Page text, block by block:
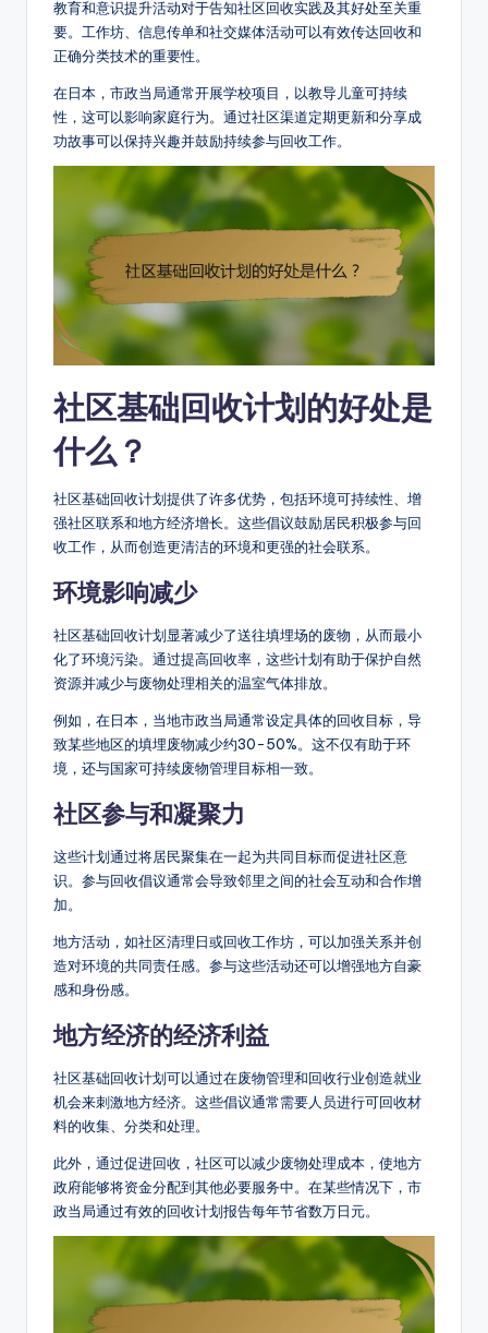
教育和意识提升活动对于告知社区回收实践及其好处至关重
要。工作坊、信息传单和社交媒体活动可以有效传达回收和
正确分类技术的重要性。
在日本，市政当局通常开展学校项目，以教导儿童可持续
性，这可以影响家庭行为。通过社区渠道定期更新和分享成
功故事可以保持兴趣并鼓励持续参与回收工作。
社区基础回收计划的好处是
什么？
社区基础回收计划提供了许多优势，包括环境可持续性、增
强社区联系和地方经济增长。这些倡议鼓励居民积极参与回
收工作，从而创造更清洁的环境和更强的社会联系。
环境影响减少
社区基础回收计划显著减少了送往填埋场的废物，从而最小
化了环境污染。通过提高回收率，这些计划有助于保护自然
资源并减少与废物处理相关的温室气体排放。
例如，在日本，当地市政当局通常设定具体的回收目标，导
致某些地区的填埋废物减少约30-50%。这不仅有助于环
境，还与国家可持续废物管理目标相一致。
社区参与和凝聚力
这些计划通过将居民聚集在一起为共同目标而促进社区意
识。参与回收倡议通常会导致邻里之间的社会互动和合作增
加。
地方活动，如社区清理日或回收工作坊，可以加强关系并创
造对环境的共同责任感。参与这些活动还可以增强地方自豪
感和身份感。
地方经济的经济利益
社区基础回收计划可以通过在废物管理和回收行业创造就业
机会来刺激地方经济。这些倡议通常需要人员进行可回收材
料的收集、分类和处理。
此外，通过促进回收，社区可以减少废物处理成本，使地方
政府能够将资金分配到其他必要服务中。在某些情况下，市
政当局通过有效的回收计划报告每年节省数万日元。